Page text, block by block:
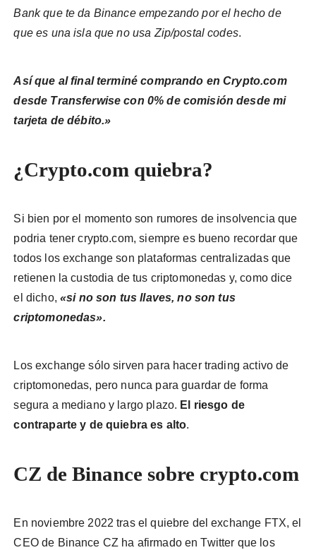
Bank que te da Binance empezando por el hecho de
que es una isla que no usa Zip/postal codes.
Así que al final terminé comprando en Crypto.com
desde Transferwise con 0% de comisión desde mi
tarjeta de débito.»
¿Crypto.com quiebra?
Si bien por el momento son rumores de insolvencia que
podria tener crypto.com, siempre es bueno recordar que
todos los exchange son plataformas centralizadas que
retienen la custodia de tus criptomonedas y, como dice
el dicho, «si no son tus llaves, no son tus
criptomonedas».
Los exchange sólo sirven para hacer trading activo de
criptomonedas, pero nunca para guardar de forma
segura a mediano y largo plazo. El riesgo de
contraparte y de quiebra es alto.
CZ de Binance sobre crypto.com
En noviembre 2022 tras el quiebre del exchange FTX, el
CEO de Binance CZ ha afirmado en Twitter que los